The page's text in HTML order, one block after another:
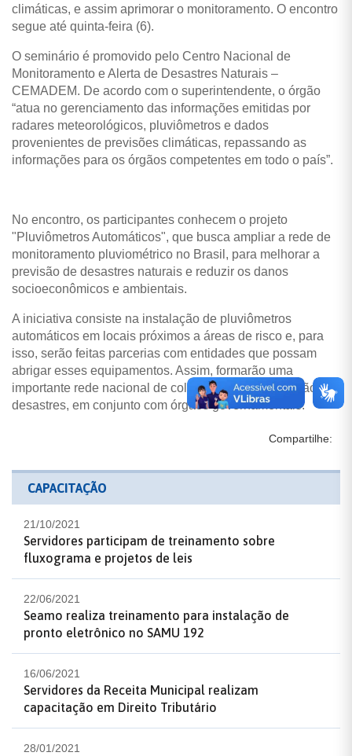
climáticas, e assim aprimorar o monitoramento. O encontro
segue até quinta-feira (6).
O seminário é promovido pelo Centro Nacional de
Monitoramento e Alerta de Desastres Naturais –
CEMADEM. De acordo com o superintendente, o órgão
“atua no gerenciamento das informações emitidas por
radares meteorológicos, pluviômetros e dados
provenientes de previsões climáticas, repassando as
informações para os órgãos competentes em todo o país”.
No encontro, os participantes conhecem o projeto
"Pluviômetros Automáticos", que busca ampliar a rede de
monitoramento pluviométrico no Brasil, para melhorar a
previsão de desastres naturais e reduzir os danos
socioeconômicos e ambientais.
A iniciativa consiste na instalação de pluviômetros
automáticos em locais próximos a áreas de risco e, para
isso, serão feitas parcerias com entidades que possam
abrigar esses equipamentos. Assim, formarão uma
importante rede nacional de colaboração para redução de
desastres, em conjunto com órgãos governamentais.
Compartilhe:
CAPACITAÇÃO
21/10/2021
Servidores participam de treinamento sobre
fluxograma e projetos de leis
22/06/2021
Seamo realiza treinamento para instalação de
pronto eletrônico no SAMU 192
16/06/2021
Servidores da Receita Municipal realizam
capacitação em Direito Tributário
28/01/2021